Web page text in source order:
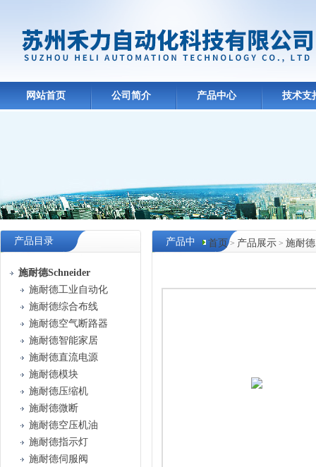
网站首页 公司简介 产品中心 技术支
产品目录
施耐德Schneider
施耐德工业自动化
施耐德综合布线
施耐德空气断路器
施耐德智能家居
施耐德直流电源
施耐德模块
施耐德压缩机
施耐德微断
施耐德空压机油
施耐德指示灯
施耐德伺服阀
首页> 产品展示 > 施耐德
产品中